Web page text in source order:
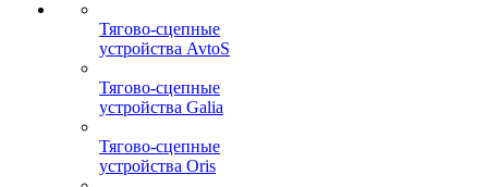
Тягово-сцепные
устройства AvtoS
Тягово-сцепные
устройства Galia
Тягово-сцепные
устройства Oris